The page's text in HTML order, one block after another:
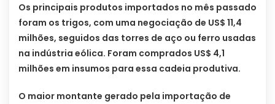
Os principais produtos importados no mês passado
foram os trigos, com uma negociação de US$ 11,4
milhões, seguidos das torres de aço ou ferro usadas
na indústria eólica. Foram comprados US$ 4,1
milhões em insumos para essa cadeia produtiva.
O maior montante gerado pela importação de